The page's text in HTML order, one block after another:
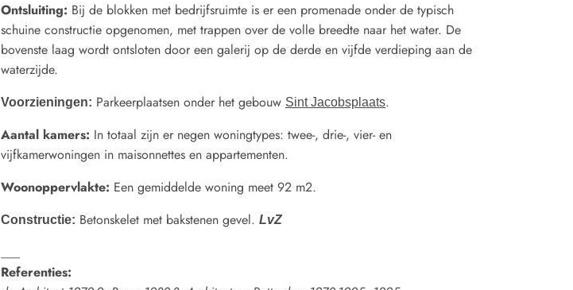
Ontsluiting: Bij de blokken met bedrijfsruimte is er een promenade onder de typisch
schuine constructie opgenomen, met trappen over de volle breedte naar het water. De
bovenste laag wordt ontsloten door een galerij op de derde en vijfde verdieping aan de
waterzijde.
Voorzieningen: Parkeerplaatsen onder het gebouw Sint Jacobsplaats.
Aantal kamers: In totaal zijn er negen woningtypes: twee-, drie-, vier- en
vijfkamerwoningen in maisonnettes en appartementen.
Woonoppervlakte: Een gemiddelde woning meet 92 m2.
Constructie: Betonskelet met bakstenen gevel. LvZ
Referenties: